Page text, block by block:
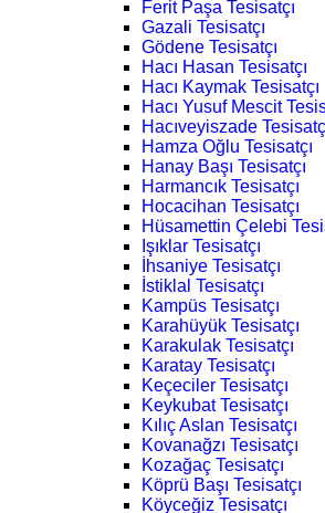
Ferit Paşa Tesisatçı
Gazali Tesisatçı
Gödene Tesisatçı
Hacı Hasan Tesisatçı
Hacı Kaymak Tesisatçı
Hacı Yusuf Mescit
Hacıveyiszade
Hamza Oğlu Tesisatçı
Hanay Başı Tesisatçı
Harmancık Tesisatçı
Hocacihan Tesisatçı
Hüsamettin Çelebi
Işıklar Tesisatçı
İhsaniye Tesisatçı
İstiklal Tesisatçı
Kampüs Tesisatçı
Karahüyük Tesisatçı
Karakulak Tesisatçı
Karatay Tesisatçı
Keçeciler Tesisatçı
Keykubat Tesisatçı
Kılıç Aslan Tesisatçı
Kovanağzı Tesisatçı
Kozağaç Tesisatçı
Köprü Başı Tesisatçı
Köyceğiz Tesisatçı